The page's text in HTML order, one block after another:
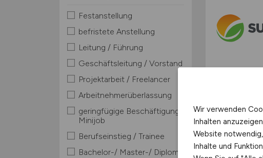
Festanstellung
befristete Anstellung
Leitung / Führung
Geschäftsleitung / Vorstand
Projektarbeit / Freelancer
Arbeitnehmerüberlassung
geringfügige Beschäftigung /
Minijob
Berufseinstieg / Trainee
Bachelor-/ Master-/ Diplom-
Wir verwenden
Inhalten
Website
Inhalte und